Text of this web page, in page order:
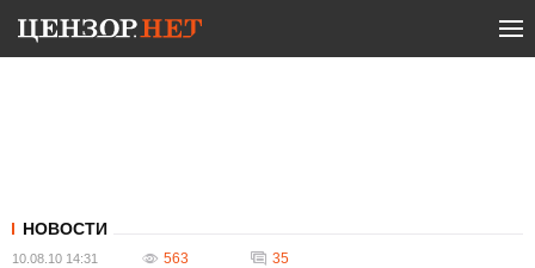
НОВОСТИ
10.08.10 14:31 563 35